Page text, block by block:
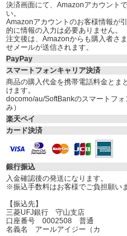
決済画面にて、Amazonアカウント
い。
Amazonアカウントのお客様情報が
的に情報の入力は必要ありません。
注文後は、Amazonからも購入者さ
せメールが送信されます。
PayPay
スマートフォンキャリア決済
商品の購入代金を携帯電話料金とま
けます。
docomo/au/SoftBankのスマートフ
み）
楽天ペイ
カード決済
銀行振込
入金確認後の発送になります。
※振込手数料はお客様でご負担願いま
【振込先】
三菱UFJ銀行 守山支店
口座番号 0002508 普通
名義名 アールアイジー（カ